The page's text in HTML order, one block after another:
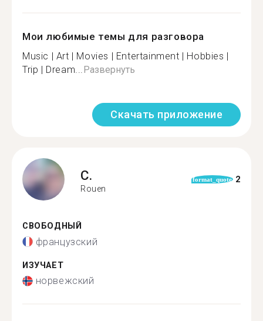
Мои любимые темы для разговора
Music | Art | Movies | Entertainment | Hobbies |
Trip | Dream...Развернуть
Скачать приложение
C.
Rouen
format_quote 2
СВОБОДНЫЙ
французский
ИЗУЧАЕТ
норвежский